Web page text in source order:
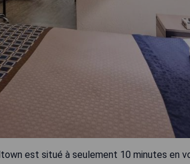
est situé à seulement 10 minutes en